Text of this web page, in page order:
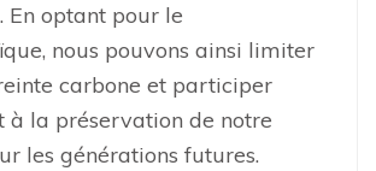
En optant pour le
nous pouvons ainsi limiter
carbone et participer
à la préservation de notre
les générations futures.